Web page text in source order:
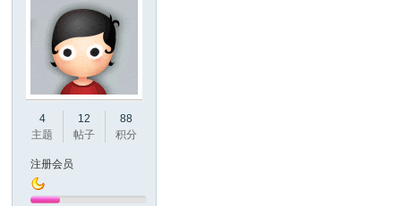
4
主题
12
帖子
88
积分
注册会员